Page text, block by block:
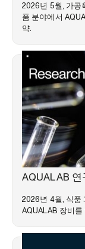
2026년 5월, 가공
품 분야에서
약.
시장 동향
AQUALAB
2026년 4월, 식품
AQUALAB 장비